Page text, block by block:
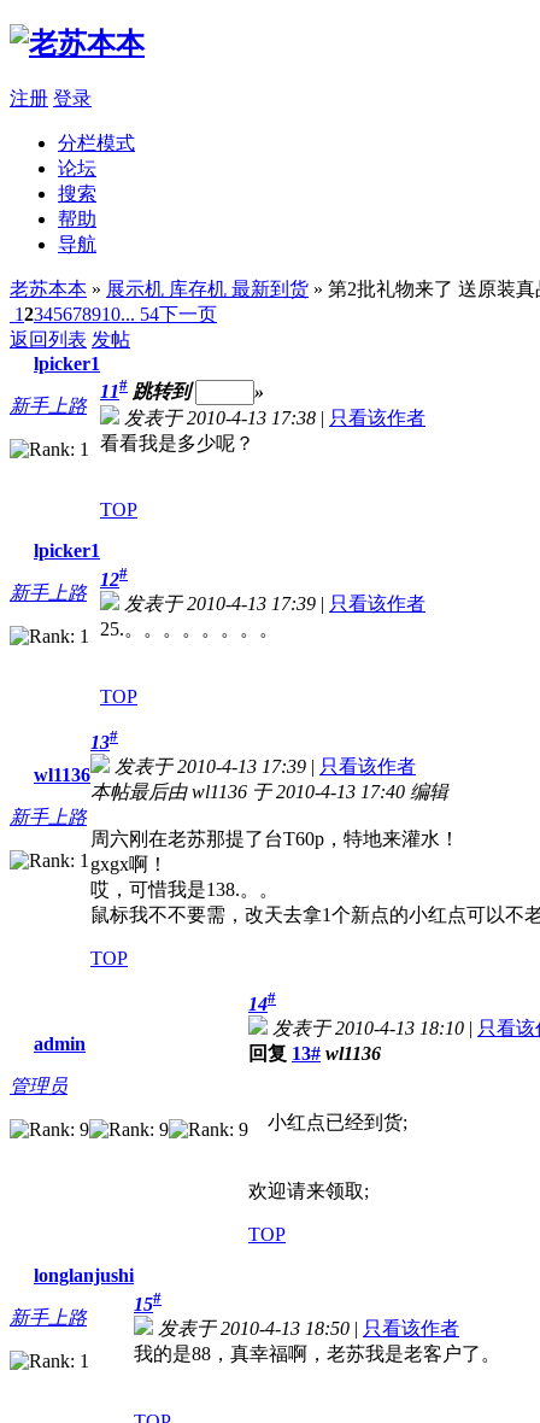
注册 登录
分栏模式
论坛
搜索
帮助
导航
老苏本本 » 展示机 库存机 最新到货 » 第2批礼物来了 送原装
12345678910... 54下一页
返回列表 发帖
lpicker1
新手上路
11# 跳转到
»
发表于 2010-4-13 17:38 | 只看该作者
看看我是多少呢？
TOP
lpicker1
新手上路
12#
发表于 2010-4-13 17:39 | 只看该作者
25.。。。。。。。。
TOP
wl1136
新手上路
13#
发表于 2010-4-13 17:39 | 只看该作者
本帖最后由 wl1136 于 2010-4-13 17:40 编辑
周六刚在老苏那提了台T60p，特地来灌水！
gxgx啊！
哎，可惜我是138.。。
鼠标我不不要需，改天去拿1个新点的小红点可以不
TOP
admin
管理员
14#
发表于 2010-4-13 18:10 | 只看该
回复 13# wl1136
小红点已经到货;
欢迎请来领取;
TOP
longlanjushi
新手上路
15#
发表于 2010-4-13 18:50 | 只看该作者
我的是88，真幸福啊，老苏我是老客户了。